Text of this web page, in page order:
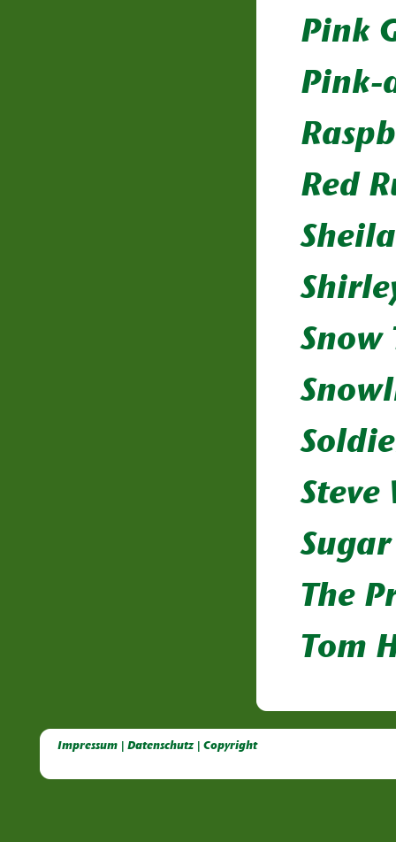
Pink
Pink-
Red
Snow
The
Tom
Impressum | Datenschutz | Copyright